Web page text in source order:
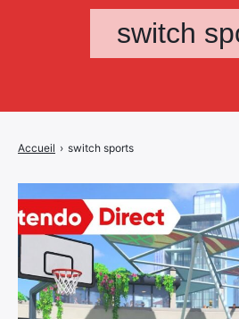
switch
Accueil › switch sports